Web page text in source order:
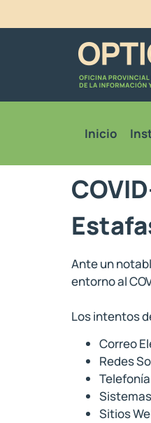
Inicio
Ante un
entorno al
Los intentos
Correo
Redes
Telefonía
Sitios